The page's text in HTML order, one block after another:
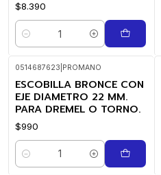
$8.390
Cantidad
0514687623 PROMANO
ESCOBILLA BRONCE CON
EJE DIAMETRO 22 MM.
PARA DREMEL O TORNO.
$990
Cantidad